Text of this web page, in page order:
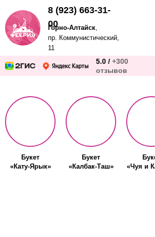
5.0 / +300
отзывов
Горно-Алтайск,
пр. Коммунистический,
11
8 (923) 663-31-
00
Букет
«Кату-Ярык»
Букет
«Калбак-Таш»
«Чуя и